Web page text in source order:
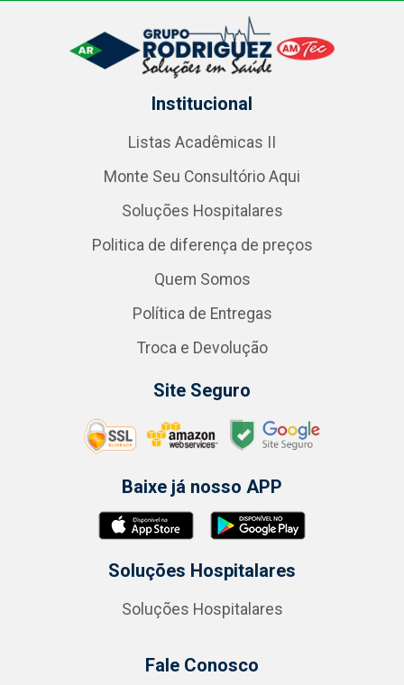
Institucional
Listas Acadêmicas II
Monte Seu Consultório Aqui
Soluções Hospitalares
Politica de diferença de preços
Quem Somos
Política de Entregas
Troca e Devolução
Site Seguro
Baixe já nosso APP
Soluções Hospitalares
Soluções Hospitalares
Fale Conosco